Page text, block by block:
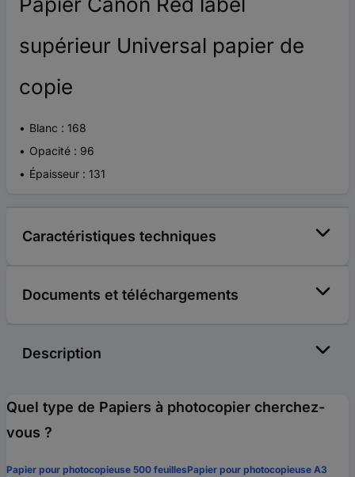
supérieur Universal papier de
copie
Blanc : 168
Opacité : 96
Épaisseur : 131
Caractéristiques techniques
Documents et téléchargements
Description
Quel type de Papiers à photocopier cherchez-
vous ?
Papier pour photocopieuse 500 feuillesPapier pour photocopieuse A3